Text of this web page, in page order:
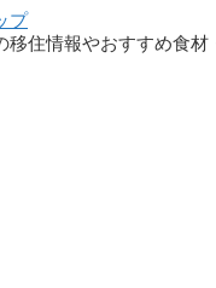
プ
移住情報やおすすめ食材